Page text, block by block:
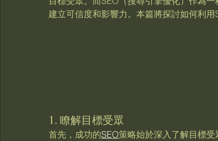
建立可信度和影響力。本篇將探討如何利
1. 瞭解目標受眾
首先，成功的SEO策略始於深入了解目標